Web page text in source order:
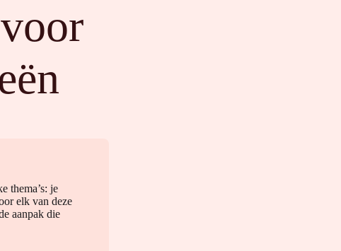
thema’s: je
elk van deze
aanpak die